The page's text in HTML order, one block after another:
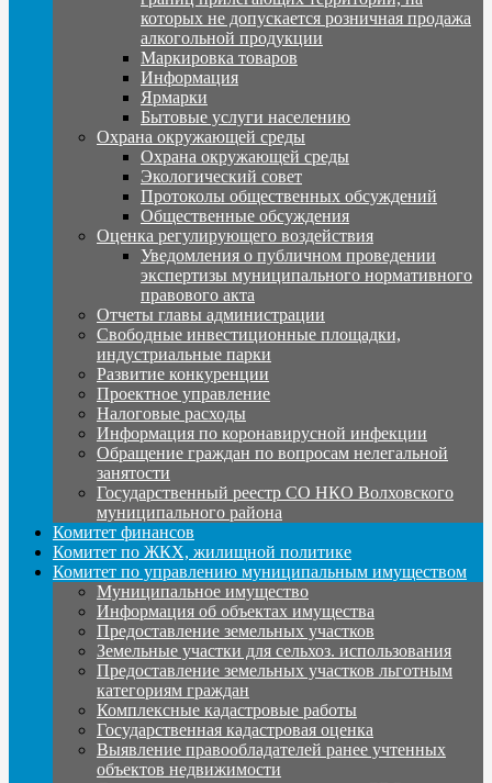
которых не допускается розничная продажа
алкогольной продукции
Маркировка товаров
Информация
Ярмарки
Бытовые услуги населению
Охрана окружающей среды
Охрана окружающей среды
Экологический совет
Протоколы общественных обсуждений
Общественные обсуждения
Оценка регулирующего воздействия
Уведомления о публичном проведении
экспертизы муниципального нормативного
правового акта
Отчеты главы администрации
Свободные инвестиционные площадки,
индустриальные парки
Развитие конкуренции
Проектное управление
Налоговые расходы
Информация по коронавирусной инфекции
Обращение граждан по вопросам нелегальной
занятости
Государственный реестр СО НКО Волховского
муниципального района
Комитет финансов
Комитет по ЖКХ, жилищной политике
Комитет по управлению муниципальным имуществом
Муниципальное имущество
Информация об объектах имущества
Предоставление земельных участков
Земельные участки для сельхоз. использования
Предоставление земельных участков льготным
категориям граждан
Комплексные кадастровые работы
Государственная кадастровая оценка
Выявление правообладателей ранее учтенных
объектов недвижимости